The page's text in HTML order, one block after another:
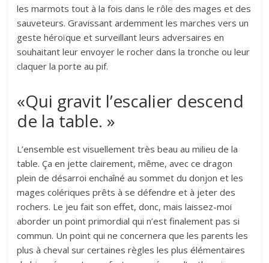
les marmots tout à la fois dans le rôle des mages et des
sauveteurs. Gravissant ardemment les marches vers un
geste héroïque et surveillant leurs adversaires en
souhaitant leur envoyer le rocher dans la tronche ou leur
claquer la porte au pif.
«Qui gravit l’escalier descend
de la table. »
L’ensemble est visuellement très beau au milieu de la
table. Ça en jette clairement, même, avec ce dragon
plein de désarroi enchaîné au sommet du donjon et les
mages colériques prêts à se défendre et à jeter des
rochers. Le jeu fait son effet, donc, mais laissez-moi
aborder un point primordial qui n’est finalement pas si
commun. Un point qui ne concernera que les parents les
plus à cheval sur certaines règles les plus élémentaires